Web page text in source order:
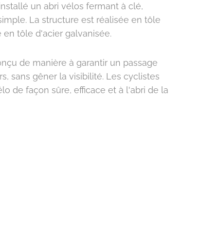
un abri vélos fermant à clé,
La structure est réalisée en tôle
tôle d'acier galvanisée.
de manière à garantir un passage
sans gêner la visibilité. Les cyclistes
de façon sûre, efficace et à l'abri de la